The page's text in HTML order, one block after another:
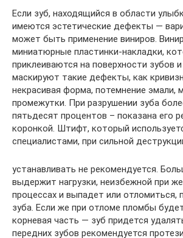
Если зуб, находящийся в области
имеются эстетические дефекты —
может быть применение виниров.
миниатюрные пластинки-накладки,
приклеиваются на поверхности зубов
маскируют такие дефекты, как
некрасивая форма, потемнение эмали,
промежутки. При разрушении зуба
пятьдесят процентов – показана его
коронкой. Штифт, который
специалистами, при сильной
устанавливать не рекомендуется.
выдержит нагрузки, неизбежной при
процессах и выпадет или отломиться,
зуба. Если же при отломе пломбы
корневая часть — зуб придется
передних зубов рекомендуется